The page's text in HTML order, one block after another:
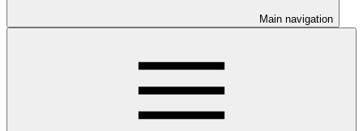
Main navigation